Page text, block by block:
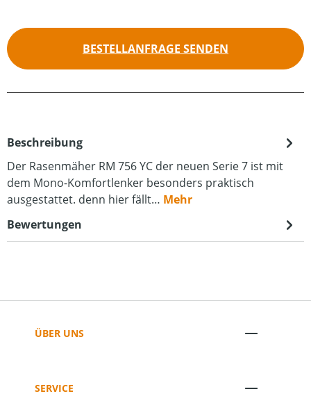
BESTELLANFRAGE SENDEN
Beschreibung
Der Rasenmäher RM 756 YC der neuen Serie 7 ist mit
dem Mono-Komfortlenker besonders praktisch
ausgestattet. denn hier fällt… Mehr
Bewertungen
ÜBER UNS
SERVICE